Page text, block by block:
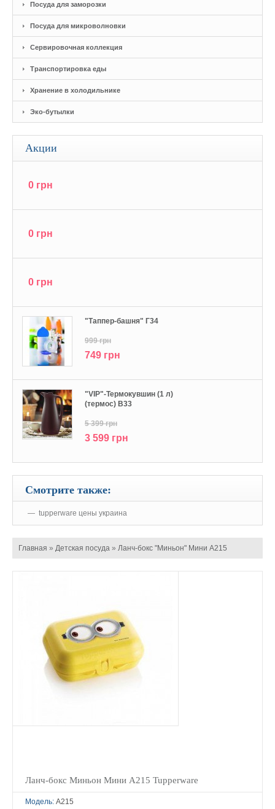
Посуда для заморозки
Посуда для микроволновки
Сервировочная коллекция
Транспортировка еды
Хранение в холодильнике
Эко-бутылки
Акции
0 грн
0 грн
0 грн
"Tаппер-башня" Г34
999 грн
749 грн
"VIP"-Термокувшин (1 л)
(термос) В33
5 399 грн
3 599 грн
Смотрите также:
tupperware цены украина
Главная » Детская посуда » Ланч-бокс "Миньон" Мини А215
Ланч-бокс Миньон Мини А215 Tupperware
Модель: А215